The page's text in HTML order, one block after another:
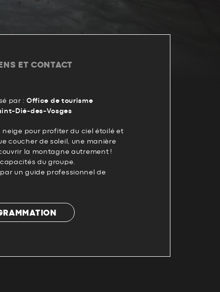
ET CONTACT
par : Office de tourisme
Dié-des-Vosges
neige pour profiter du ciel étoilé et
coucher de soleil, une manière
la montagne autrement !
du groupe.
un guide professionnel de